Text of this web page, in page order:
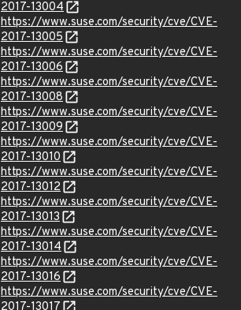
2017-13004
https://www.suse.com/security/cve/CVE-
2017-13005
https://www.suse.com/security/cve/CVE-
2017-13006
https://www.suse.com/security/cve/CVE-
2017-13008
https://www.suse.com/security/cve/CVE-
2017-13009
https://www.suse.com/security/cve/CVE-
2017-13010
https://www.suse.com/security/cve/CVE-
2017-13012
https://www.suse.com/security/cve/CVE-
2017-13013
https://www.suse.com/security/cve/CVE-
2017-13014
https://www.suse.com/security/cve/CVE-
2017-13016
https://www.suse.com/security/cve/CVE-